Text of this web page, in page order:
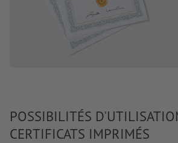
POSSIBILITÉS
CERTIFICATS IMPRIMÉS